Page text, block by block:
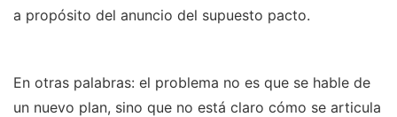
a propósito del anuncio del supuesto pacto.
En otras palabras: el problema no es que se hable de
un nuevo plan, sino que no está claro cómo se articula